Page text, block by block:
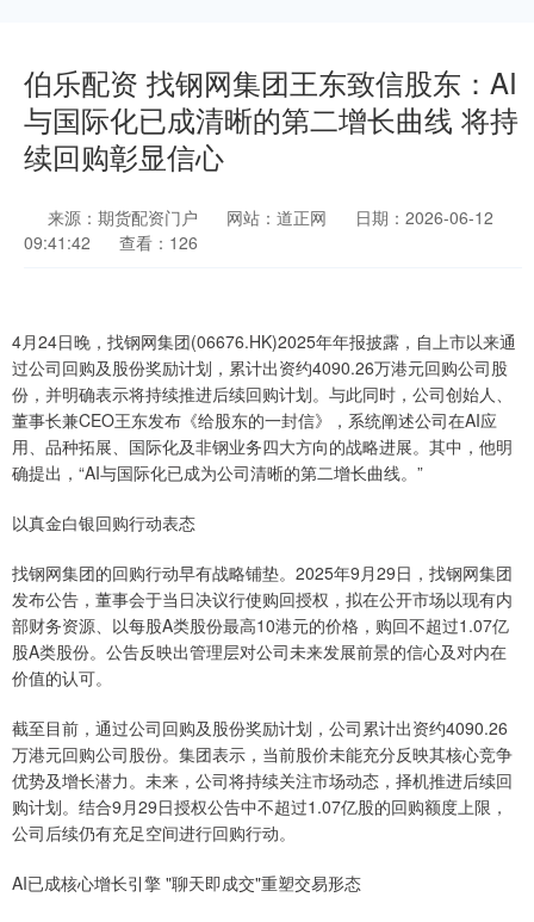
伯乐配资 找钢网集团王东致信股东：AI
与国际化已成清晰的第二增长曲线 将持
续回购彰显信心
来源：期货配资门户 网站：道正网
日期：2026-06-12
09:41:42
查看：126
4月24日晚，找钢网集团(06676.HK)2025年年报披露，自上市以来通
过公司回购及股份奖励计划，累计出资约4090.26万港元回购公司股
份，并明确表示将持续推进后续回购计划。与此同时，公司创始人、
董事长兼CEO王东发布《给股东的一封信》，系统阐述公司在AI应
用、品种拓展、国际化及非钢业务四大方向的战略进展。其中，他明
确提出，“AI与国际化已成为公司清晰的第二增长曲线。”
以真金白银回购行动表态
找钢网集团的回购行动早有战略铺垫。2025年9月29日，找钢网集团
发布公告，董事会于当日决议行使购回授权，拟在公开市场以现有内
部财务资源、以每股A类股份最高10港元的价格，购回不超过1.07亿
股A类股份。公告反映出管理层对公司未来发展前景的信心及对内在
价值的认可。
截至目前，通过公司回购及股份奖励计划，公司累计出资约4090.26
万港元回购公司股份。集团表示，当前股价未能充分反映其核心竞争
优势及增长潜力。未来，公司将持续关注市场动态，择机推进后续回
购计划。结合9月29日授权公告中不超过1.07亿股的回购额度上限，
公司后续仍有充足空间进行回购行动。
AI已成核心增长引擎 "聊天即成交"重塑交易形态